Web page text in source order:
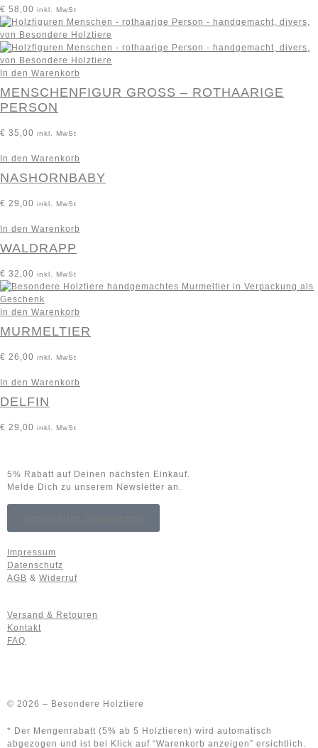
€ 58,00 inkl. MwSt
In den Warenkorb
MENSCHENFIGUR GROSS – ROTHAARIGE P
ERSON
€ 35,00 inkl. MwSt
In den Warenkorb
NASHORNBABY
€ 29,00 inkl. MwSt
In den Warenkorb
WALDRAPP
€ 32,00 inkl. MwSt
In den Warenkorb
MURMELTIER
€ 26,00 inkl. MwSt
In den Warenkorb
DELFIN
€ 29,00 inkl. MwSt
5% Rabatt auf Deinen nächsten Einkauf.
Melde Dich zu unserem Newsletter an.
Impressum
Datenschutz
AGB & Widerruf
Versand & Retouren
Kontakt
FAQ
© 2026 – Besondere Holztiere
* Der Mengenrabatt (5% ab 5 Holztieren) wird automatisch
abgezogen und ist bei Klick auf “Warenkorb anzeigen” ersichtlich.